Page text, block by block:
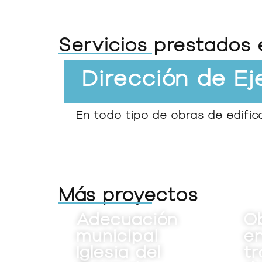
Servicios prestados
Dirección de
En todo tipo de obras de
Más proyectos
Obras civiles
en plantas de
tratamientos